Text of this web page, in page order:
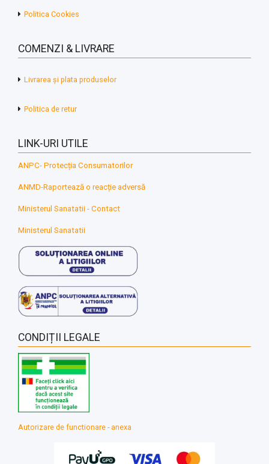
Politica Cookies
COMENZI & LIVRARE
Livrarea și plata produselor
Politica de retur
LINK-URI UTILE
ANPC- Protecția Consumatorilor
ANMD-Raportează o reacție adversă
Ministerul Sanatatii - Contact
Ministerul Sanatatii
CONDIȚII LEGALE
Autorizare de functionare - anexa